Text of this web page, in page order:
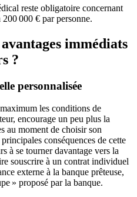
reste obligatoire concernant
000 € par personne.
immédiats
?
personnalisée
les conditions de
encourage un peu plus la
au moment de choisir son
conséquences de cette
à se tourner davantage vers la
souscrire à un contrat individuel
externe à la banque prêteuse,
» proposé par la banque.